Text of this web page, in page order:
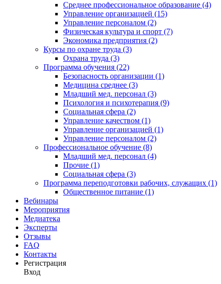
Среднее профессиональное образование (4)
Управление организацией (15)
Управление персоналом (2)
Физическая культура и спорт (7)
Экономика предприятия (2)
Курсы по охране труда (3)
Охрана труда (3)
Программа обучения (22)
Безопасность организации (1)
Медицина среднее (3)
Младший мед. персонал (3)
Психология и психотерапия (9)
Социальная сфера (2)
Управление качеством (1)
Управление организацией (1)
Управление персоналом (2)
Профессиональное обучение (8)
Младший мед. персонал (4)
Прочие (1)
Социальная сфера (3)
Программа переподготовки рабочих, служащих (1)
Общественное питание (1)
Вебинары
Мероприятия
Медиатека
Эксперты
Отзывы
FAQ
Контакты
Регистрация
Вход